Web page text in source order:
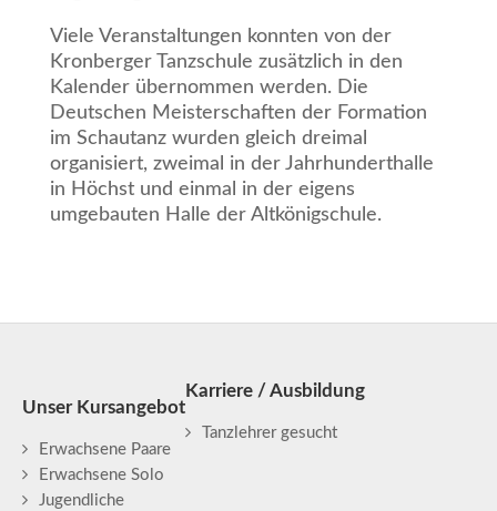
Viele Veranstaltungen konnten von der
Kronberger Tanzschule zusätzlich in den
Kalender übernommen werden. Die
Deutschen Meisterschaften der Formation
im Schautanz wurden gleich dreimal
organisiert, zweimal in der Jahrhunderthalle
in Höchst und einmal in der eigens
umgebauten Halle der Altkönigschule.
Unser Kursangebot
Erwachsene Paare
Erwachsene Solo
Jugendliche
Karriere / Ausbildung
Tanzlehrer gesucht